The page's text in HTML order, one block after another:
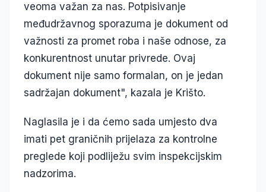
veoma važan za nas. Potpisivanje
međudržavnog sporazuma je dokument od
važnosti za promet roba i naše odnose, za
konkurentnost unutar privrede. Ovaj
dokument nije samo formalan, on je jedan
sadržajan dokument", kazala je Krišto.
Naglasila je i da ćemo sada umjesto dva
imati pet graničnih prijelaza za kontrolne
preglede koji podliježu svim inspekcijskim
nadzorima.